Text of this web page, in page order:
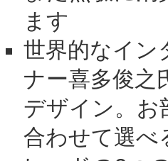
ます
世界的なイン
ナー喜多俊之
デザイン。お
合わせて選べ